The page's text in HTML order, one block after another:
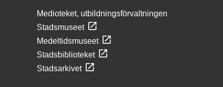
Medioteket, utbildningsförvaltningen
Stadsmuseet
Medeltidsmuseet
Stadsbiblioteket
Stadsarkivet